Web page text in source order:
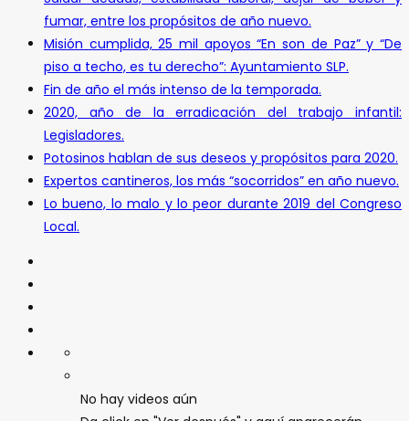
fumar, entre los propósitos de año nuevo.
Misión cumplida, 25 mil apoyos “En son de Paz” y “De
piso a techo, es tu derecho”: Ayuntamiento SLP.
Fin de año el más intenso de la temporada.
2020, año de la erradicación del trabajo infantil:
Legisladores.
Potosinos hablan de sus deseos y propósitos para 2020.
Expertos cantineros, los más “socorridos” en año nuevo.
Lo bueno, lo malo y lo peor durante 2019 del Congreso
Local.
No hay videos aún